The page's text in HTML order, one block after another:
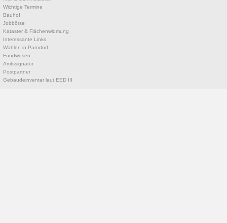
Wichtige Termine
Bauhof
Jobbörse
Kataster & Flächenwidmung
Interessante Links
Wahlen in Parndorf
Fundwesen
Amtssignatur
Postpartner
Gebäudeinventar laut EED III